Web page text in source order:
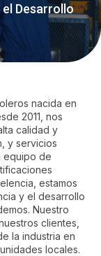
Desarrollo
nacida en
2011, nos
calidad y
y servicios
equipo de
estamos
y el desarrollo
Nuestro
clientes,
la industria en
locales.